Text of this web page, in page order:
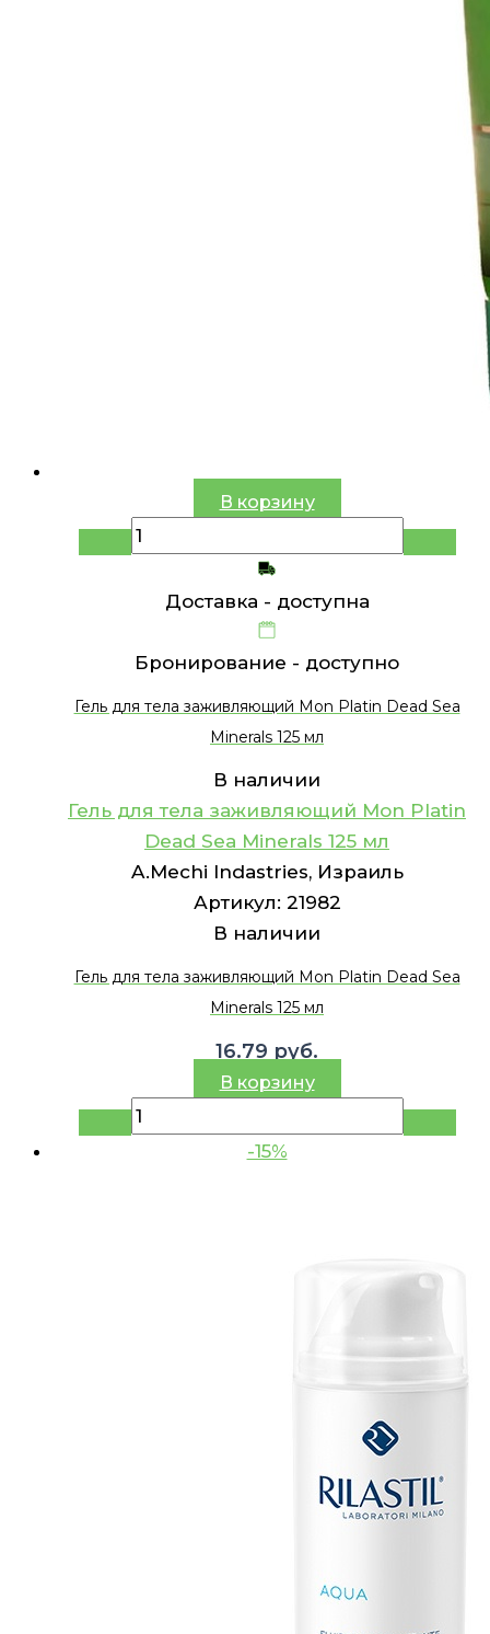
В корзину
Доставка - доступна
Бронирование - доступно
Гель для тела заживляющий Mon Platin Dead Sea
Minerals 125 мл
В наличии
Гель для тела заживляющий Mon Platin
Dead Sea Minerals 125 мл
A.Mechi Indastries, Израиль
Артикул: 21982
В наличии
Гель для тела заживляющий Mon Platin Dead Sea
Minerals 125 мл
16.79 руб.
В корзину
-15%